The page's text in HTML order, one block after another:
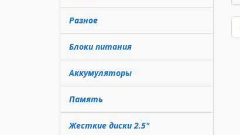
Разное
Блоки питания
Аккумуляторы
Память
Жесткие диски 2.5"